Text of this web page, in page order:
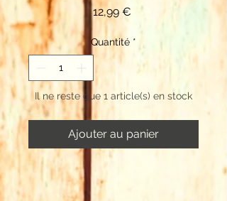
12,99 €Prix
Quantité *
Il ne reste que 1 article(s) en stock
Ajouter au panier